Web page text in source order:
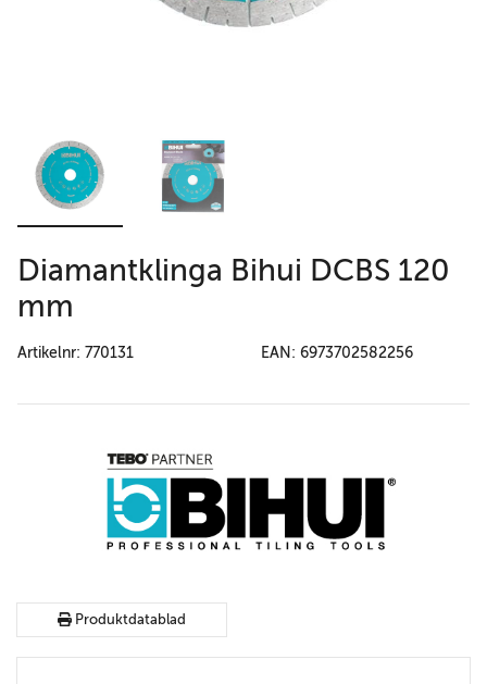
Diamantklinga Bihui DCBS 120
mm
Artikelnr: 770131 EAN: 6973702582256
Produktdatablad